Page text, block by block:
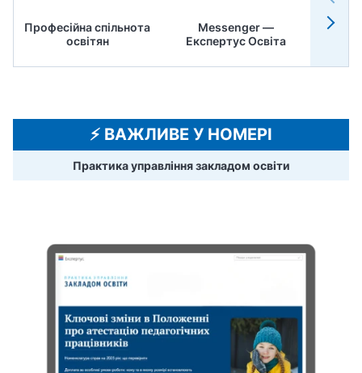
Професійна спільнота
освітян
Messenger —
Експертус Освіта
⚡️ ВАЖЛИВЕ У НОМЕРІ
Практика управління закладом освіти